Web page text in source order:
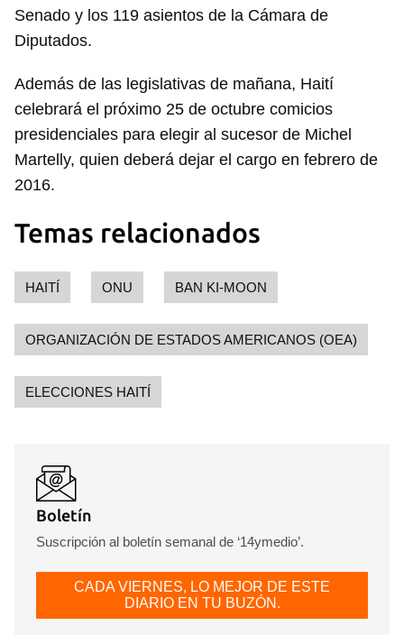
Guardar como favorito
Senado y los 119 asientos de la Cámara de
Diputados.
Además de las legislativas de mañana, Haití
celebrará el próximo 25 de octubre comicios
presidenciales para elegir al sucesor de Michel
Martelly, quien deberá dejar el cargo en febrero de
2016.
Temas relacionados
HAITÍ ONU BAN KI-MOON
ORGANIZACIÓN DE ESTADOS AMERICANOS (OEA)
ELECCIONES HAITÍ
Boletín
Suscripción al boletín semanal de ‘14ymedio’.
CADA VIERNES, LO MEJOR DE ESTE
DIARIO EN TU BUZÓN.